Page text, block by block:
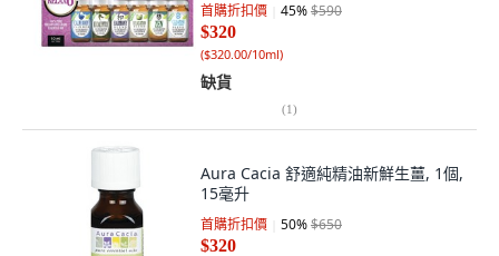
首購折扣價 45%$590
$320
($320.00/10ml)
缺貨
(1)
Aura Cacia 舒適純精油新鮮生薑, 1個,
15毫升
首購折扣價 50%$650
$320